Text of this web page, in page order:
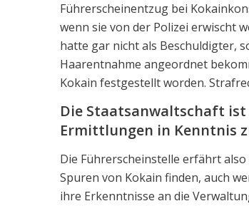
Führerscheinentzug bei
wenn sie von der Polizei erwischt
hatte gar nicht als Beschuldigter,
Haarentnahme angeordnet
Kokain festgestellt worden.
Die Staatsanwaltschaft
Ermittlungen in Kenntnis
Die Führerscheinstelle erfährt
Spuren von Kokain finden, auch
ihre Erkenntnisse an die